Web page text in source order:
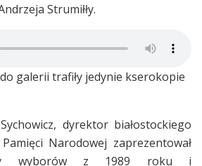
Strumiłły.
galerii trafiły jedynie kserokopie
dyrektor białostockiego
Narodowej zaprezentował
wyborów z 1989 roku i